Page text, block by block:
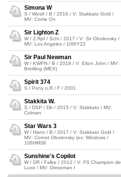
Simona W
S / Westf / B / 2016 / V: Stakkato Gold /
MV: Come On
Sir Lighton Z
W / Z.Rpf / Schi / 2017 / V: Sir Obolensky /
MV: Los Angeles / 108IY22
Sir Paul Newman
W / KWPN / B / 2018 / V: Elton John / MV:
Breitling (MEX)
Spirit 374
S / Pony o.R / F / 2001
Stakkita W.
S / DSP / Db / 2015 / V: Stakkato / MV:
Colman
Star Wars 3
W / Hann / B / 2017 / V: Stakkato Gold /
MV: Cornet Obolensky (ex: Windows /
108HM38
Sunshine's Copilot
W / DR / Falbe / 2012 / V: FS Champion de
Luxe / MV: Dressman I